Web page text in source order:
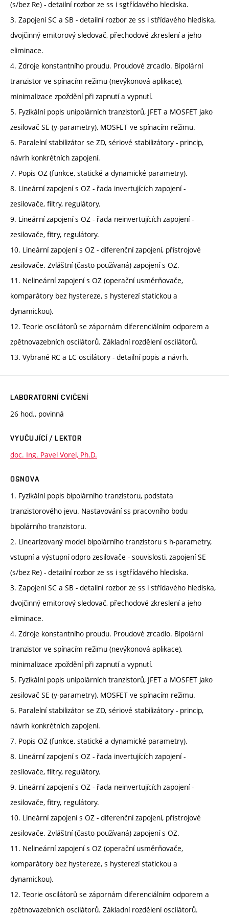
(s/bez Re) - detailní rozbor ze ss i sgtřídavého hlediska.
3. Zapojení SC a SB - detailní rozbor ze ss i střídavého hlediska,
dvojčinný emitorový sledovač, přechodové zkreslení a jeho
eliminace.
4. Zdroje konstantního proudu. Proudové zrcadlo. Bipolární
tranzistor ve spínacím režimu (nevýkonová aplikace),
minimalizace zpoždění při zapnutí a vypnutí.
5. Fyzikální popis unipolárních tranzistorů, JFET a MOSFET jako
zesilovač SE (y-parametry), MOSFET ve spínacím režimu.
6. Paralelní stabilizátor se ZD, sériové stabilizátory - princip,
návrh konkrétních zapojení.
7. Popis OZ (funkce, statické a dynamické parametry).
8. Lineární zapojení s OZ - řada invertujících zapojení -
zesilovače, filtry, regulátory.
9. Lineární zapojení s OZ - řada neinvertujících zapojení -
zesilovače, fitry, regulátory.
10. Lineární zapojení s OZ - diferenční zapojení, přístrojové
zesilovače. Zvláštní (často používaná) zapojení s OZ.
11. Nelineární zapojení s OZ (operační usměrňovače,
komparátory bez hystereze, s hysterezí statickou a
dynamickou).
12. Teorie oscilátorů se zápornám diferenciálním odporem a
zpětnovazebních oscilátorů. Základní rozdělení oscilátorů.
13. Vybrané RC a LC oscilátory - detailní popis a návrh.
LABORATORNÍ CVIČENÍ
26 hod., povinná
VYUČUJÍCÍ / LEKTOR
doc. Ing. Pavel Vorel, Ph.D.
OSNOVA
1. Fyzikální popis bipolárního tranzistoru, podstata
tranzistorového jevu. Nastavování ss pracovního bodu
bipolárního tranzistoru.
2. Linearizovaný model bipolárního tranzistoru s h-parametry,
vstupní a výstupní odpro zesilovače - souvislosti, zapojení SE
(s/bez Re) - detailní rozbor ze ss i sgtřídavého hlediska.
3. Zapojení SC a SB - detailní rozbor ze ss i střídavého hlediska,
dvojčinný emitorový sledovač, přechodové zkreslení a jeho
eliminace.
4. Zdroje konstantního proudu. Proudové zrcadlo. Bipolární
tranzistor ve spínacím režimu (nevýkonová aplikace),
minimalizace zpoždění při zapnutí a vypnutí.
5. Fyzikální popis unipolárních tranzistorů, JFET a MOSFET jako
zesilovač SE (y-parametry), MOSFET ve spínacím režimu.
6. Paralelní stabilizátor se ZD, sériové stabilizátory - princip,
návrh konkrétních zapojení.
7. Popis OZ (funkce, statické a dynamické parametry).
8. Lineární zapojení s OZ - řada invertujících zapojení -
zesilovače, filtry, regulátory.
9. Lineární zapojení s OZ - řada neinvertujících zapojení -
zesilovače, fitry, regulátory.
10. Lineární zapojení s OZ - diferenční zapojení, přístrojové
zesilovače. Zvláštní (často používaná) zapojení s OZ.
11. Nelineární zapojení s OZ (operační usměrňovače,
komparátory bez hystereze, s hysterezí statickou a
dynamickou).
12. Teorie oscilátorů se zápornám diferenciálním odporem a
zpětnovazebních oscilátorů. Základní rozdělení oscilátorů.